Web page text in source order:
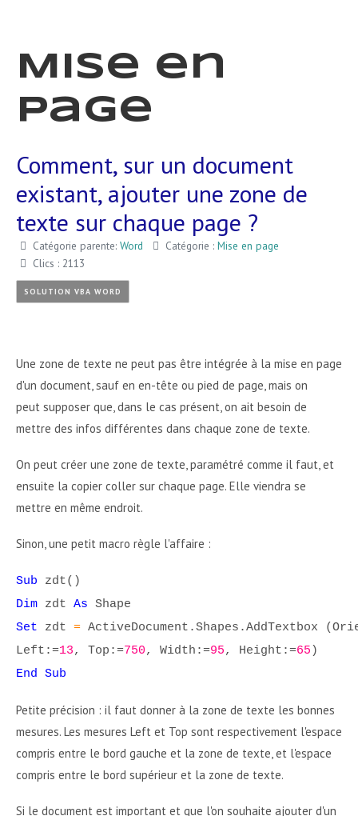
Mise en
page
Comment, sur un document
existant, ajouter une zone de
texte sur chaque page ?
Catégorie parente: Word Catégorie : Mise en page
Clics : 2113
SOLUTION VBA WORD
Une zone de texte ne peut pas être intégrée à la mise en page
d'un document, sauf en en-tête ou pied de page, mais on
peut supposer que, dans le cas présent, on ait besoin de
mettre des infos différentes dans chaque zone de texte.
On peut créer une zone de texte, paramétré comme il faut, et
ensuite la copier coller sur chaque page. Elle viendra se
mettre en même endroit.
Sinon, une petit macro règle l'affaire :
Sub zdt()
Dim zdt As Shape
Set zdt = ActiveDocument.Shapes.AddTextbox
Left:=13, Top:=750, Width:=95, Height:=65 )
End Sub
Petite précision : il faut donner à la zone de texte les bonnes
mesures. Les mesures Left et Top sont respectivement l'espace
compris entre le bord gauche et la zone de texte, et l'espace
compris entre le bord supérieur et la zone de texte.
Si le document est important et que l'on souhaite ajouter d'un